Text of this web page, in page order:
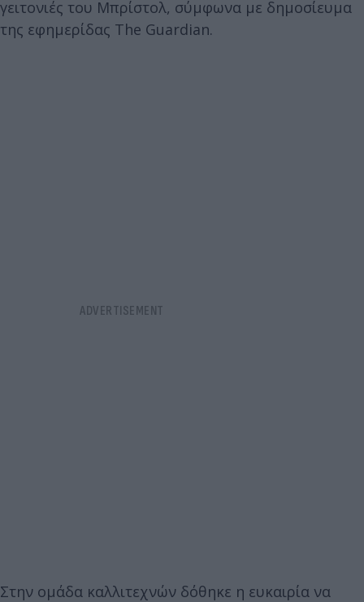
γειτονιές του Μπρίστολ, σύμφωνα με δημοσίευμα
της εφημερίδας The Guardian.
Στην ομάδα καλλιτεχνών δόθηκε η ευκαιρία να